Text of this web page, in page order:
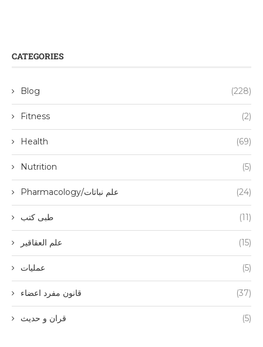
CATEGORIES
Blog (228)
Fitness (2)
Health (69)
Nutrition (5)
Pharmacology/علم نباتات (24)
طبی کتب (11)
علم العقاقیر (15)
عملیات (5)
قانون مفرد اعضاء (37)
قران و حدیث (5)